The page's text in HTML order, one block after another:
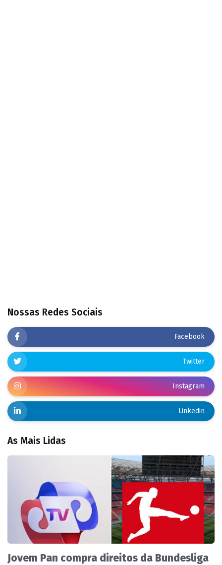
Nossas Redes Sociais
Facebook
Twitter
Instagram
Linkedin
As Mais Lidas
Jovem Pan compra direitos da Bundesliga